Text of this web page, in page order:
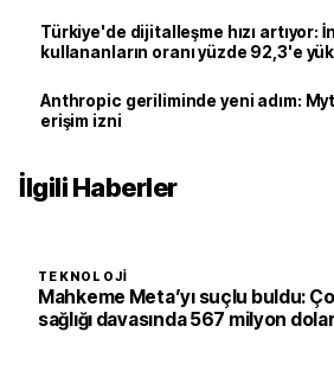
Türkiye'de dijitalleşme hızı artıyor:
kullananların oranı yüzde 92,3'e
Anthropic geriliminde yeni adım:
erişim izni
İlgili Haberler
TEKNOLOJI
Mahkeme Meta’yı suçlu buldu:
sağlığı davasında 567 milyon